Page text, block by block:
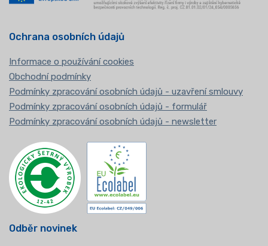
Ochrana osobních údajů
Informace o používání cookies
Obchodní podmínky
Podmínky zpracování osobních údajů - uzavření smlouvy
Podmínky zpracování osobních údajů - formulář
Podmínky zpracování osobních údajů - newsletter
Odběr novinek